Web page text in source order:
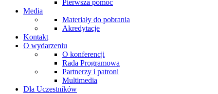
Pierwsza pomoc
Media
Materiały do pobrania
Akredytacje
Kontakt
O wydarzeniu
O konferencji
Rada Programowa
Partnerzy i patroni
Multimedia
Dla Uczestników